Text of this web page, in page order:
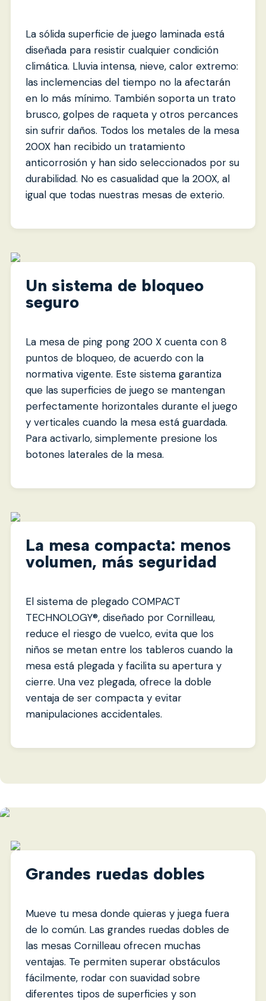
La sólida superficie de juego laminada está
diseñada para resistir cualquier condición
climática. Lluvia intensa, nieve, calor extremo:
las inclemencias del tiempo no la afectarán
en lo más mínimo. También soporta un trato
brusco, golpes de raqueta y otros percances
sin sufrir daños. Todos los metales de la mesa
200X han recibido un tratamiento
anticorrosión y han sido seleccionados por su
durabilidad. No es casualidad que la 200X, al
igual que todas nuestras mesas de exterio.
Un sistema de bloqueo
seguro
La mesa de ping pong 200 X cuenta con 8
puntos de bloqueo, de acuerdo con la
normativa vigente. Este sistema garantiza
que las superficies de juego se mantengan
perfectamente horizontales durante el juego
y verticales cuando la mesa está guardada.
Para activarlo, simplemente presione los
botones laterales de la mesa.
La mesa compacta: menos
volumen, más seguridad
El sistema de plegado COMPACT
TECHNOLOGY®, diseñado por Cornilleau,
reduce el riesgo de vuelco, evita que los
niños se metan entre los tableros cuando la
mesa está plegada y facilita su apertura y
cierre. Una vez plegada, ofrece la doble
ventaja de ser compacta y evitar
manipulaciones accidentales.
Grandes ruedas dobles
Mueve tu mesa donde quieras y juega fuera
de lo común. Las grandes ruedas dobles de
las mesas Cornilleau ofrecen muchas
ventajas. Te permiten superar obstáculos
fácilmente, rodar con suavidad sobre
diferentes tipos de superficies y son